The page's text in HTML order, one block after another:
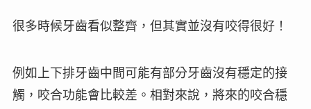
很多時候牙齒看似整齊，但其實並沒有咬得很好！
例如上下排牙齒中間可能有部分牙齒沒有穩定的接
觸 ，咬合功能會比較差。相對來說，將來的咬合穩